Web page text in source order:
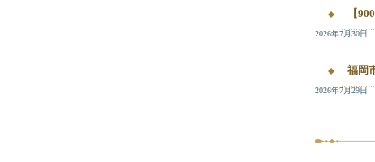
2026年7月30日
2026年7月29日